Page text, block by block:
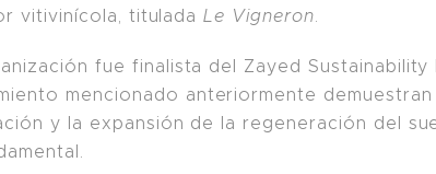
vitivinícola, tituladaLe Vigneron.
fue finalista del Zayed
mencionado anteriormente
y la expansión de la regeneración del